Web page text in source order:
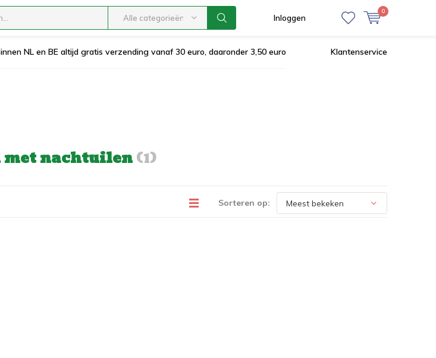
Alle categorieën Inloggen
0
NL en BE altijd gratis verzending vanaf 30 euro, daaronder 3,50 euro Klantenservice
met nachtuilen(1)
Sorteren op: